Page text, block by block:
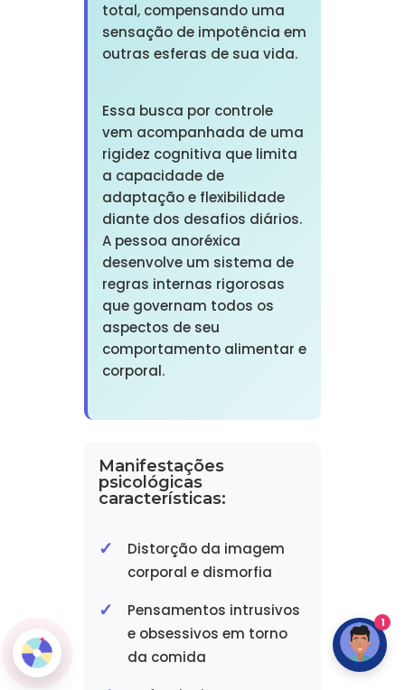
total, compensando uma
sensação de impotência em
outras esferas de sua vida.
Essa busca por controle
vem acompanhada de uma
rigidez cognitiva que limita
a capacidade de
adaptação e flexibilidade
diante dos desafios diários.
A pessoa anoréxica
desenvolve um sistema de
regras internas rigorosas
que governam todos os
aspectos de seu
comportamento alimentar e
corporal.
Manifestações
psicológicas
características:
Distorção da imagem
corporal e dismorfia
Pensamentos intrusivos
e obsessivos em torno
da comida
1